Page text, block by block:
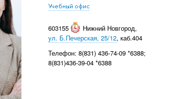
Учебный офис
603155 Нижний Новгород,
ул. Б.Печерская, 25/12, каб.404
Телефон: 8(831) 436-74-09 *6388;
8(831)436-39-04 *6388